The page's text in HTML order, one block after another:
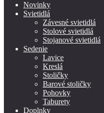
Novinky
Svietidlá
Závesné svietidlá
Stolové svietidlá
Stojanové svietidlá
Sedenie
Lavice
Kreslá
Stoličky
Barové stoličky
Pohovky
Taburety
Doplnky